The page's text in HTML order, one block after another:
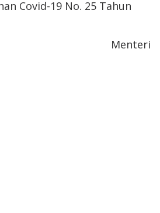
Covid-19 No. 25 Tahun
Menteri